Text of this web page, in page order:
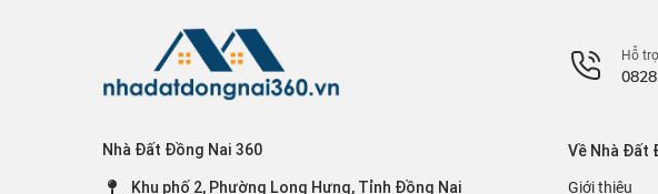
Nhà Đất Đồng Nai 360
Khu phố 2, Phường Long Hưng, Tỉnh Đồng Nai
Hỗ
Về Nhà Đất
Giới thiệu